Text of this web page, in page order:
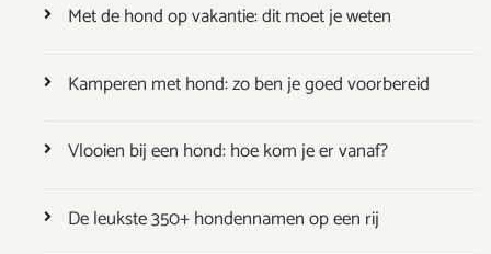
Met de hond op vakantie: dit moet je weten
Kamperen met hond: zo ben je goed voorbereid
Vlooien bij een hond: hoe kom je er vanaf?
De leukste 350+ hondennamen op een rij